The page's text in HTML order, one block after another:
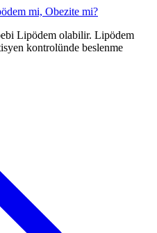
mi, Obezite mi?
Lipödem olabilir. Lipödem
kontrolünde beslenme